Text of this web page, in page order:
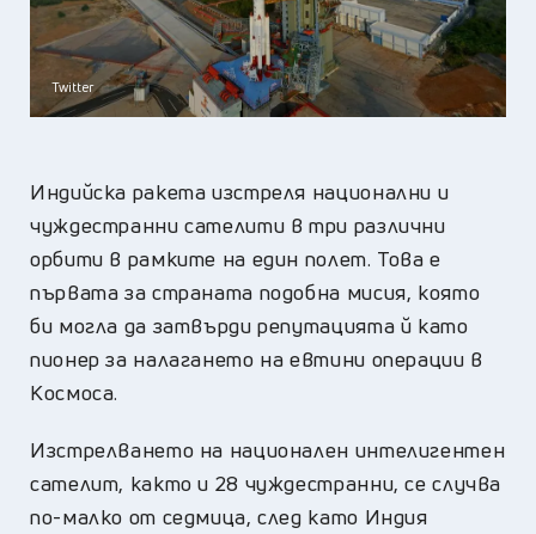
Twitter
Индийска ракета изстреля национални и
чуждестранни сателити в три различни
орбити в рамките на един полет. Това е
първата за страната подобна мисия, която
би могла да затвърди репутацията й като
пионер за налагането на евтини операции в
Космоса.
Изстрелването на национален интелигентен
сателит, както и 28 чуждестранни, се случва
по-малко от седмица, след като Индия